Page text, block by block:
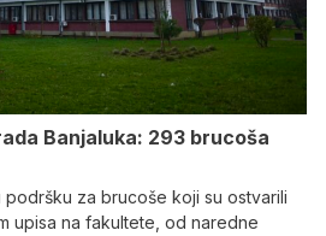
Banjaluka: 293 brucoša
za brucoše koji su ostvarili
upisa na fakultete, od naredne